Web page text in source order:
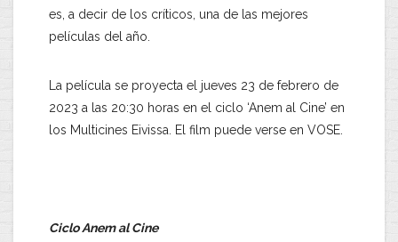
es, a decir de los críticos, una de las mejores
películas del año.
La película se proyecta el jueves 23 de febrero de
2023 a las 20:30 horas en el ciclo ‘Anem al Cine’ en
los Multicines Eivissa. El film puede verse en VOSE.
Ciclo Anem al Cine